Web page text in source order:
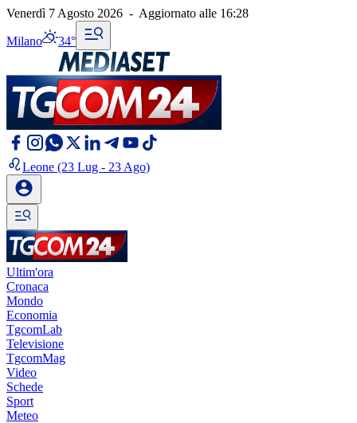
Venerdì 7 Agosto 2026 - Aggiornato alle 16:28
Milano 34°
Leone (23 Lug - 23 Ago)
Ultim'ora
Cronaca
Mondo
Economia
TgcomLab
Televisione
TgcomMag
Video
Schede
Sport
Meteo